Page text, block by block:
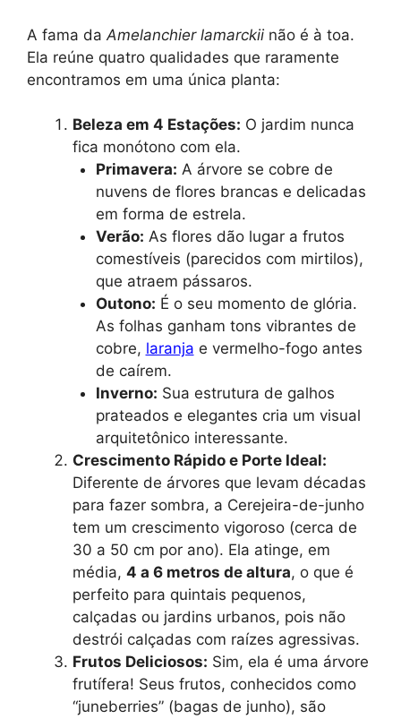
A fama da Amelanchier lamarckii não é à toa.
Ela reúne quatro qualidades que raramente
encontramos em uma única planta:
Beleza em 4 Estações: O jardim nunca
fica monótono com ela.
Primavera: A árvore se cobre de
nuvens de flores brancas e delicadas
em forma de estrela.
Verão: As flores dão lugar a frutos
comestíveis (parecidos com mirtilos),
que atraem pássaros.
Outono: É o seu momento de glória.
As folhas ganham tons vibrantes de
cobre, laranja e vermelho-fogo antes
de caírem.
Inverno: Sua estrutura de galhos
prateados e elegantes cria um visual
arquitetônico interessante.
Crescimento Rápido e Porte Ideal:
Diferente de árvores que levam décadas
para fazer sombra, a Cerejeira-de-junho
tem um crescimento vigoroso (cerca de
30 a 50 cm por ano). Ela atinge, em
média, 4 a 6 metros de altura, o que é
perfeito para quintais pequenos,
calçadas ou jardins urbanos, pois não
destrói calçadas com raízes agressivas.
Frutos Deliciosos: Sim, ela é uma árvore
frutífera! Seus frutos, conhecidos como
“juneberries” (bagas de junho), são